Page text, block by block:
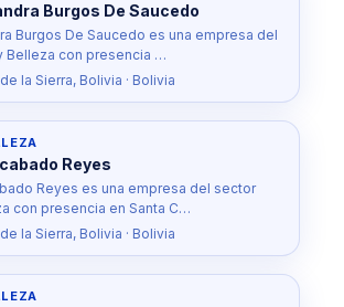
Burgos De Saucedo
Burgos De Saucedo es una empresa del
Belleza con presencia …
la Sierra, Bolivia · Bolivia
Reyes
Reyes es una empresa del sector
con presencia en Santa C…
la Sierra, Bolivia · Bolivia